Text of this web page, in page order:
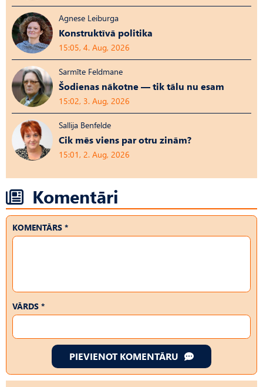
Agnese Leiburga
Konstruktīvā politika
15:05, 4. Aug, 2026
Sarmīte Feldmane
Šodienas nākotne — tik tālu nu esam
15:02, 3. Aug, 2026
Sallija Benfelde
Cik mēs viens par otru zinām?
15:01, 2. Aug, 2026
Komentāri
KOMENTĀRS *
VĀRDS *
PIEVIENOT KOMENTĀRU